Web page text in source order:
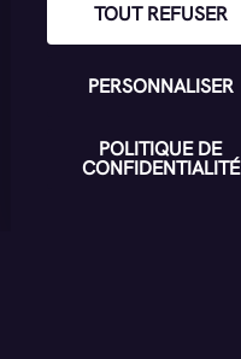
TOUT REFUSER
PERSONNALISER
POLITIQUE DE
CONFIDENTIALITÉ